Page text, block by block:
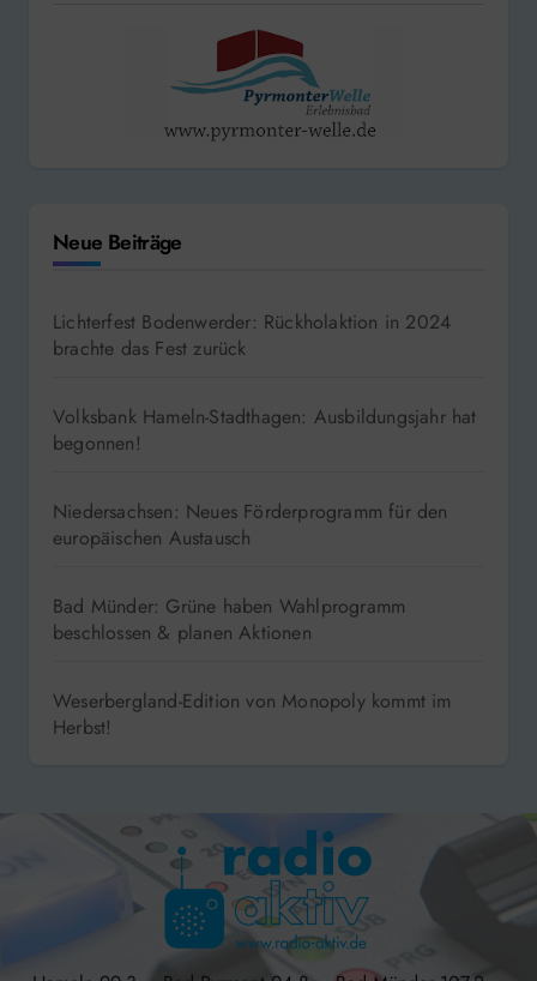
Neue Beiträge
Lichterfest Bodenwerder: Rückholaktion in 2024
brachte das Fest zurück
Volksbank Hameln-Stadthagen: Ausbildungsjahr hat
begonnen!
Niedersachsen: Neues Förderprogramm für den
europäischen Austausch
Bad Münder: Grüne haben Wahlprogramm
beschlossen & planen Aktionen
Weserbergland-Edition von Monopoly kommt im
Herbst!